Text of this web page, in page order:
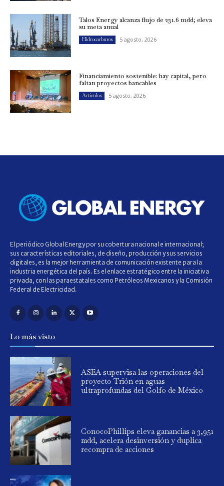
Talos Energy alcanza flujo de 231.6 mdd; eleva
su meta anual
Hidrocarburos 5 agosto, 2026
Financiamiento sostenible: hay capital, pero
faltan proyectos bancables
Artículos 5 agosto, 2026
El periódico Global Energy por su cobertura nacional e internacional;
sus características editoriales, de diseño, producción y sus servicios
digitales, es la mejor herramienta de comunicación existente para la
industria energética del país. Es el enlace estratégico entre la iniciativa
privada, con las paraestatales como Petróleos Mexicanos y la Comisión
Federal de Electricidad.
Lo más visto
ASEA supervisa las operaciones del
proyecto Trión en aguas
ultraprofundas del Golfo de México
ConocoPhillips eleva ganancias a 3,951
mdd, acelera desinversión y duplica
recompra de acciones